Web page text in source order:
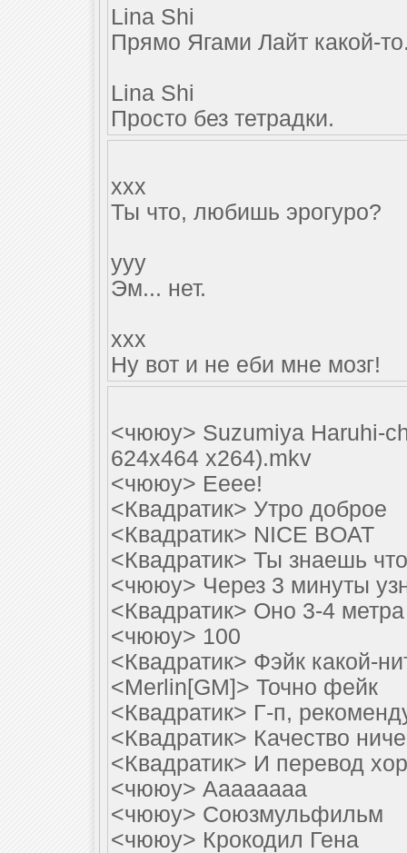
Lina Shi
Прямо Ягами Лайт какой-
Lina Shi
Просто без тетрадки.
xxx
Ты что, любишь эрогуро?
yyy
Эм... нет.
xxx
Ну вот и не еби мне мозг!
<чююу> Suzumiya Haruhi-
624x464 x264).mkv
<чююу> Ееее!
<Квадратик> Утро доброе
<Квадратик> NICE BOAT
<Квадратик> Ты знаешь
<чююу> Через 3 минуты
<Квадратик> Оно 3-4
<чююу> 100
<Квадратик> Фэйк какой-
<Merlin[GM]> Точно фейк
<Квадратик> Г-п,
<Квадратик> Качество
<Квадратик> И перевод
<чююу> Аааааааа
<чююу> Союзмульфильм
<чююу> Крокодил Гена